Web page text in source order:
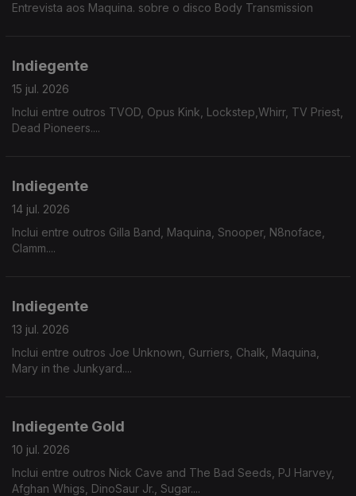
Entrevista aos Maquina. sobre o disco Body Transmission
Indiegente
15 jul. 2026
Inclui entre outros TVOD, Opus Kink, Lockstep,Whirr, TV Priest,
Dead Pioneers....
Indiegente
14 jul. 2026
Inclui entre outros Gilla Band, Maquina, Snooper, N8noface,
Clamm....
Indiegente
13 jul. 2026
Inclui entre outros Joe Unknown, Gurriers, Chalk, Maquina,
Mary in the Junkyard....
Indiegente Gold
10 jul. 2026
Inclui entre outros Nick Cave and The Bad Seeds, PJ Harvey,
Afghan Whigs, DinoSaur Jr., Sugar....